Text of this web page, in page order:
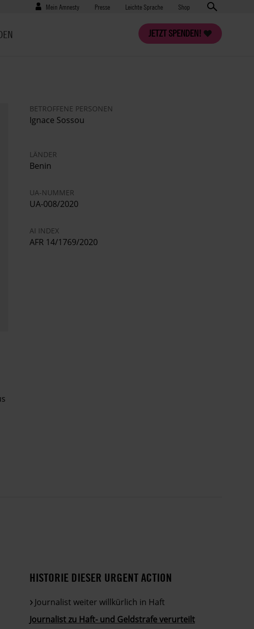
Benutzermenü
Mein Amnesty Presse
Presse Leichte Sprache Shop
JETZT SPENDEN!
BETROFFENE PERSONEN
Ignace Sossou
LÄNDER
Benin
UA-NUMMER
UA-008/2020
AI INDEX
AFR 14/1769/2020
HISTORIE DIESER URGENT ACTION
Journalist weiter willkürlich in Haft
Journalist zu Haft- und Geldstrafe verurteilt